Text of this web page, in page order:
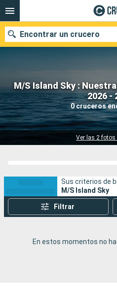
M/S Island Sky :
2026 -
0 cruceros
Ver las 2 fotos
Encontrar un crucero
Fecha de salida
Sus criterios de
M/S Island Sky
Filtrar
En estos momentos no